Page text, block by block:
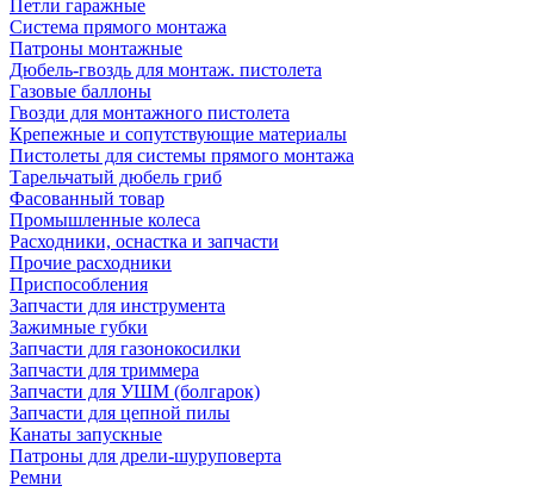
Петли гаражные
Система прямого монтажа
Патроны монтажные
Дюбель-гвоздь для монтаж. пистолета
Газовые баллоны
Гвозди для монтажного пистолета
Крепежные и сопутствующие материалы
Пистолеты для системы прямого монтажа
Тарельчатый дюбель гриб
Фасованный товар
Промышленные колеса
Расходники, оснастка и запчасти
Прочие расходники
Приспособления
Запчасти для инструмента
Зажимные губки
Запчасти для газонокосилки
Запчасти для триммера
Запчасти для УШМ (болгарок)
Запчасти для цепной пилы
Канаты запускные
Патроны для дрели-шуруповерта
Ремни